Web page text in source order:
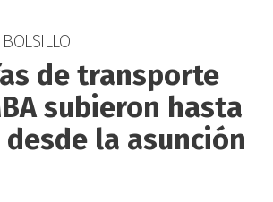
de transporte
subieron hasta
desde la asunción